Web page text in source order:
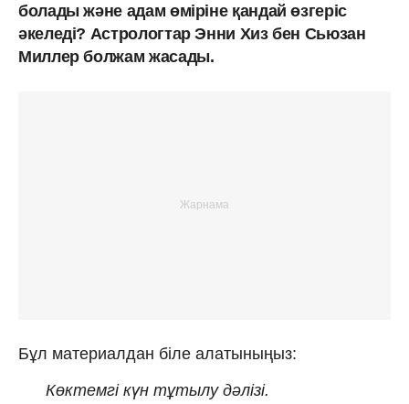
болады және адам өміріне қандай өзгеріс
әкеледі? Астрологтар Энни Хиз бен Сьюзан
Миллер болжам жасады.
Бұл материалдан біле алатыныңыз:
Көктемгі күн тұтылу дәлізі.